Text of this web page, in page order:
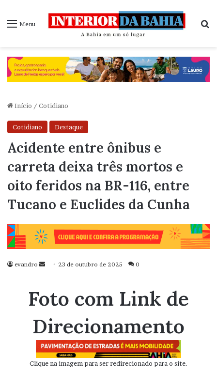
Menu
Início / Cotidiano
Cotidiano Destaque
Acidente entre ônibus e
carreta deixa três mortos e
oito feridos na BR-116, entre
Tucano e Euclides da Cunha
evandro
Mande
mail
23 de outubro de 2025 0
Foto com Link de
Direcionamento
Clique na imagem para ser redirecionado para o site.